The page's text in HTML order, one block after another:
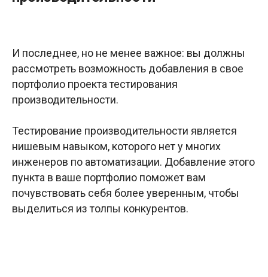
И последнее, но не менее важное: вы должны
рассмотреть возможность добавления в свое
портфолио проекта тестирования
производительности.
Тестирование производительности является
нишевым навыком, которого нет у многих
инженеров по автоматизации. Добавление этого
пункта в ваше портфолио поможет вам
почувствовать себя более уверенным, чтобы
выделиться из толпы конкурентов.